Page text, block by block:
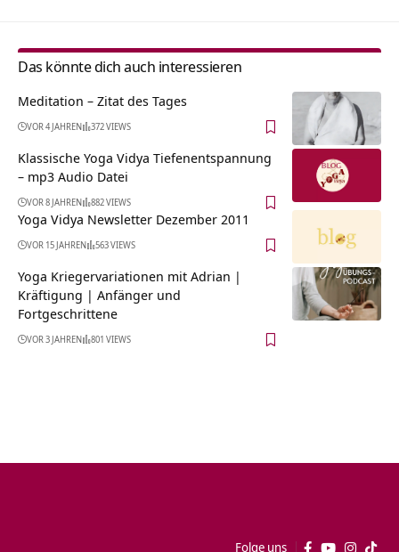
Das könnte dich auch interessieren
Meditation – Zitat des Tages
VOR 4 JAHREN 372 VIEWS
Klassische Yoga Vidya Tiefenentspannung
– mp3 Audio Datei
VOR 8 JAHREN 882 VIEWS
Yoga Vidya Newsletter Dezember 2011
VOR 15 JAHREN 563 VIEWS
Yoga Kriegervariationen mit Adrian |
Kräftigung | Anfänger und
Fortgeschrittene
VOR 3 JAHREN 801 VIEWS
Folge uns